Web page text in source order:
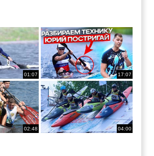
01:07 17:07
02:48 04:00